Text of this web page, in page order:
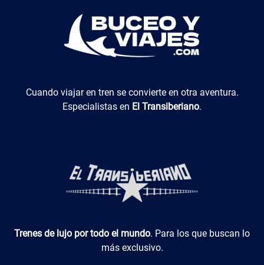
El Transiberiano
Cuando viajar en tren se convierte en otra aventura.
Especialistas en El Transiberiano.
Luxotren
Trenes de lujo por todo el mundo. Para los que buscan lo
más exclusivo.